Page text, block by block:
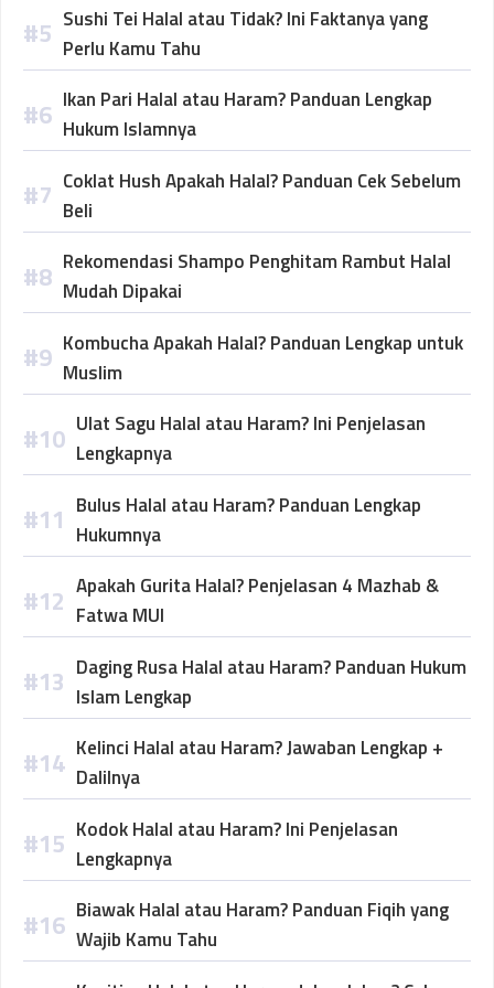
Sushi Tei Halal atau Tidak? Ini Faktanya yang
Perlu Kamu Tahu
Ikan Pari Halal atau Haram? Panduan Lengkap
Hukum Islamnya
Coklat Hush Apakah Halal? Panduan Cek Sebelum
Beli
Rekomendasi Shampo Penghitam Rambut Halal
Mudah Dipakai
Kombucha Apakah Halal? Panduan Lengkap untuk
Muslim
Ulat Sagu Halal atau Haram? Ini Penjelasan
Lengkapnya
Bulus Halal atau Haram? Panduan Lengkap
Hukumnya
Apakah Gurita Halal? Penjelasan 4 Mazhab &
Fatwa MUI
Daging Rusa Halal atau Haram? Panduan Hukum
Islam Lengkap
Kelinci Halal atau Haram? Jawaban Lengkap +
Dalilnya
Kodok Halal atau Haram? Ini Penjelasan
Lengkapnya
Biawak Halal atau Haram? Panduan Fiqih yang
Wajib Kamu Tahu